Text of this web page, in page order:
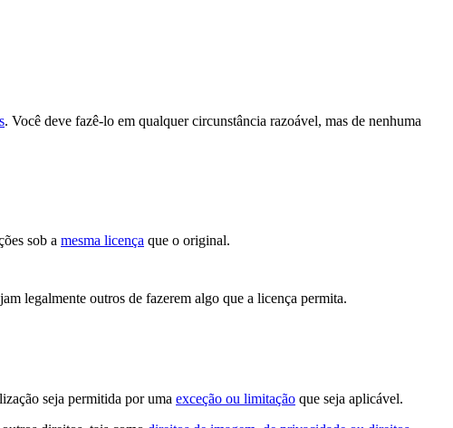
. Você deve fazê-lo em qualquer circunstância razoável, mas de nenhuma
sob a mesma licença que o original.
legalmente outros de fazerem algo que a licença permita.
seja permitida por uma exceção ou limitação que seja aplicável.